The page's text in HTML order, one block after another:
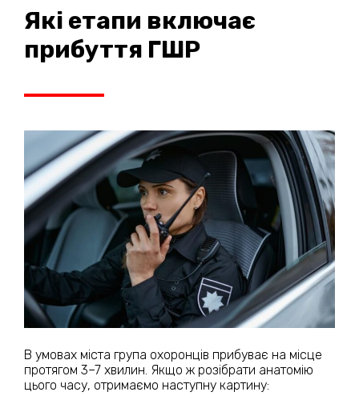
Які етапи включає
прибуття ГШР
В умовах міста група охоронців прибуває на місце
протягом 3–7 хвилин. Якщо ж розібрати анатомію
цього часу, отримаємо наступну картину: